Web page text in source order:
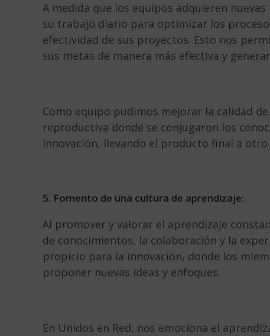
A medida que los equipos adquieren
su trabajo diario para optimizar los
efectividad de sus proyectos. Esto nos
sus metas de manera más efectiva y
Como equipo pudimos mejorar la calidad
reproductiva donde se conjugaron los
innovación, llevando el producto final a otro
5. Fomento de una cultura de aprendizaje:
Al promover y valorar el aprendizaje
de conocimientos, la colaboración y la
propicio para la innovación, donde los
proponer nuevas ideas y enfoques.
En Unidos en Red, nos emociona el